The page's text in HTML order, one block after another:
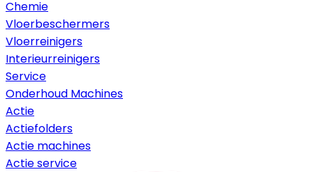
Chemie
Vloerbeschermers
Vloerreinigers
Interieurreinigers
Service
Onderhoud Machines
Actie
Actiefolders
Actie machines
Actie service